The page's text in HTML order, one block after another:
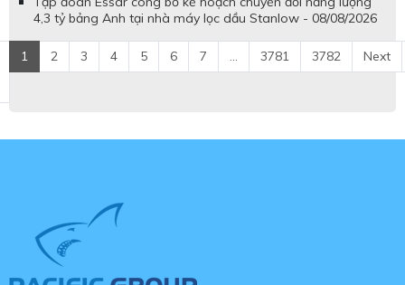
4,3 tỷ bảng Anh tại nhà máy lọc dầu Stanlow - 08/08/2026
1 2 3 4 5 6 7 ... 3781 3782 Next